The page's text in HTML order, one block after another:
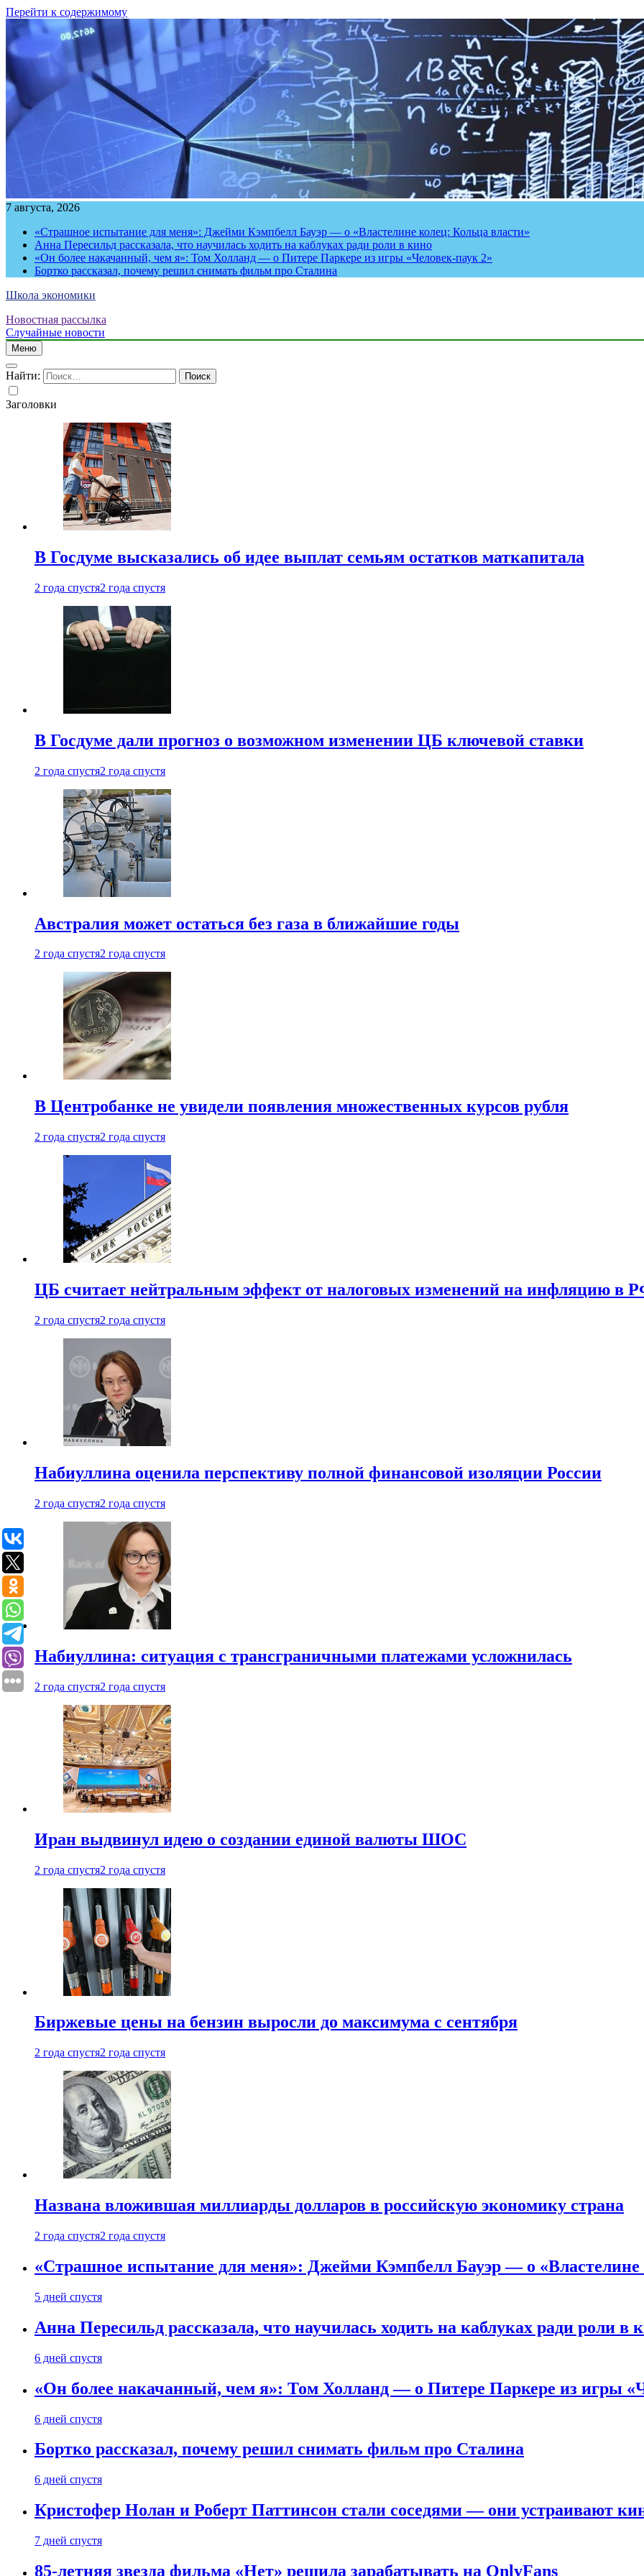
Перейти к содержимому
7 августа, 2026
«Страшное испытание для меня»: Джейми Кэмпбелл Бауэр — о «Властелине колец: Кольца власти»
Анна Пересильд рассказала, что научилась ходить на каблуках ради роли в кино
«Он более накачанный, чем я»: Том Холланд — о Питере Паркере из игры «Человек-паук 2»
Бортко рассказал, почему решил снимать фильм про Сталина
Школа экономики
Новостная рассылка
Случайные новости
Меню
Найти:
Заголовки
В Госдуме высказались об идее выплат семьям остатков маткапитала
2 года спустя2 года спустя
В Госдуме дали прогноз о возможном изменении ЦБ ключевой ставки
2 года спустя2 года спустя
Австралия может остаться без газа в ближайшие годы
2 года спустя2 года спустя
В Центробанке не увидели появления множественных курсов рубля
2 года спустя2 года спустя
ЦБ считает нейтральным эффект от налоговых изменений на инфляцию в
2 года спустя2 года спустя
Набиуллина оценила перспективу полной финансовой изоляции России
2 года спустя2 года спустя
Набиуллина: ситуация с трансграничными платежами усложнилась
2 года спустя2 года спустя
Иран выдвинул идею о создании единой валюты ШОС
2 года спустя2 года спустя
Биржевые цены на бензин выросли до максимума с сентября
2 года спустя2 года спустя
Названа вложившая миллиарды долларов в российскую экономику страна
2 года спустя2 года спустя
«Страшное испытание для меня»: Джейми Кэмпбелл Бауэр — о «Властелине
5 дней спустя
Анна Пересильд рассказала, что научилась ходить на каблуках ради роли в
6 дней спустя
«Он более накачанный, чем я»: Том Холланд — о Питере Паркере из игры
6 дней спустя
Бортко рассказал, почему решил снимать фильм про Сталина
6 дней спустя
Кристофер Нолан и Роберт Паттинсон стали соседями — они устраивают
7 дней спустя
85-летняя звезда фильма «Нет» решила зарабатывать на OnlyFans